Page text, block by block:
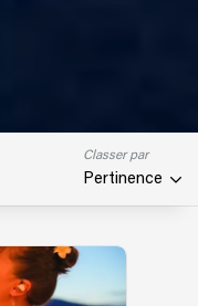
Classer par
Pertinence